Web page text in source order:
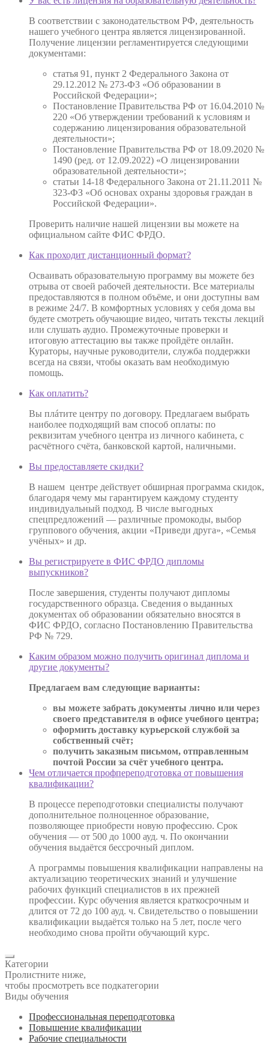
В соответствии с законодательством РФ, деятельность
нашего учебного центра является лицензированной.
Получение лицензии регламентируется следующими
документами:
статья 91, пункт 2 Федерального Закона от
29.12.2012 № 273-ФЗ «Об образовании в
Российской Федерации»;
Постановление Правительства РФ от 16.04.2010 №
220 «Об утверждении требований к условиям и
содержанию лицензирования образовательной
деятельности»;
Постановление Правительства РФ от 18.09.2020 №
1490 (ред. от 12.09.2022) «О лицензировании
образовательной деятельности»;
статьи 14-18 Федерального Закона от 21.11.2011 №
323-ФЗ «Об основах охраны здоровья граждан в
Российской Федерации».
Проверить наличие нашей лицензии вы можете на
официальном сайте ФИС ФРДО.
Как проходит дистанционный формат?
Осваивать образовательную программу вы можете без
отрыва от своей рабочей деятельности. Все материалы
предоставляются в полном объёме, и они доступны вам
в режиме 24/7. В комфортных условиях у себя дома вы
будете смотреть обучающие видео, читать тексты лекций
или слушать аудио. Промежуточные проверки и
итоговую аттестацию вы также пройдёте онлайн.
Кураторы, научные руководители, служба поддержки
всегда на связи, чтобы оказать вам необходимую
помощь.
Как оплатить?
Вы плáтите центру по договору. Предлагаем выбрать
наиболее подходящий вам способ оплаты: по
реквизитам учебного центра из личного кабинета, с
расчётного счёта, банковской картой, наличными.
Вы предоставляете скидки?
В нашем центре действует обширная программа скидок,
благодаря чему мы гарантируем каждому студенту
индивидуальный подход. В числе выгодных
спецпредложений — различные промокоды, выбор
группового обучения, акции «Приведи друга», «Семья
учёных» и др.
Вы регистрируете в ФИС ФРДО дипломы
выпускников?
После завершения, студенты получают дипломы
государственного образца. Сведения о выданных
документах об образовании обязательно вносятся в
ФИС ФРДО, согласно Постановлению Правительства
РФ № 729.
Каким образом можно получить оригинал диплома и
другие документы?
Предлагаем вам следующие варианты:
вы можете забрать документы лично или через
своего представителя в офисе учебного центра;
оформить доставку курьерской службой за
собственный счёт;
получить заказным письмом, отправленным
почтой России за счёт учебного центра.
Чем отличается профпереподготовка от повышения
квалификации?
В процессе переподготовки специалисты получают
дополнительное полноценное образование,
позволяющее приобрести новую профессию. Срок
обучения — от 500 до 1000 ауд. ч. По окончании
обучения выдаётся бессрочный диплом.
А программы повышения квалификации направлены на
актуализацию теоретических знаний и улучшение
рабочих функций специалистов в их прежней
профессии. Курс обучения является краткосрочным и
длится от 72 до 100 ауд. ч. Свидетельство о повышении
квалификации выдаётся только на 5 лет, после чего
необходимо снова пройти обучающий курс.
Категории
Пролистните ниже,
чтобы просмотреть все подкатегории
Виды обучения
Профессиональная переподготовка
Повышение квалификации
Рабочие специальности